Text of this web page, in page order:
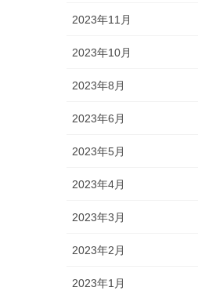
2023年11月
2023年10月
2023年8月
2023年6月
2023年5月
2023年4月
2023年3月
2023年2月
2023年1月